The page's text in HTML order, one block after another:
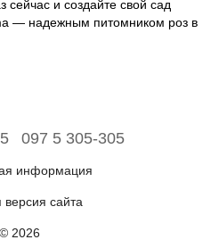
и создайте свой сад
— надежным питомником роз в
097 5 305-305
информация
сайта
© 2026